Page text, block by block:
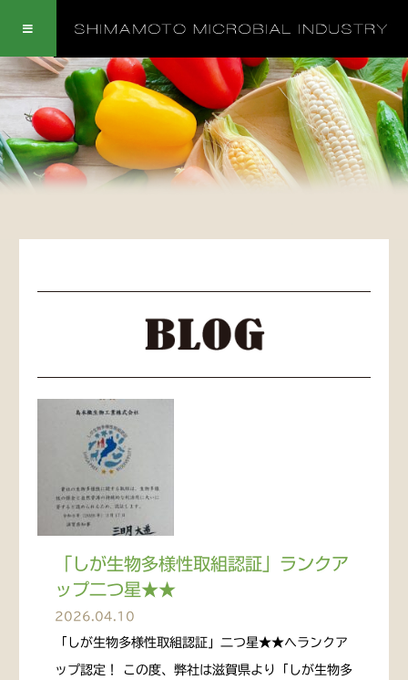
「しが生物多様性取組認証」ランクア
ップ二つ星★★
2026.04.10
「しが生物多様性取組認証」二つ星★★へランクア
ップ認定！ この度、弊社は滋賀県より「しが生物多